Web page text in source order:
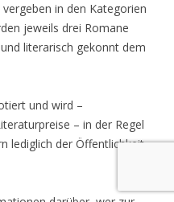
in den Kategorien
jeweils drei Romane
literarisch gekonnt dem
und wird –
– in der Regel
lediglich der Öffentlichkeit